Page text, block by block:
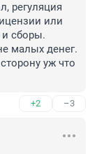
регуляция
или
сборы.
малых денег.
уж что
+2 –3